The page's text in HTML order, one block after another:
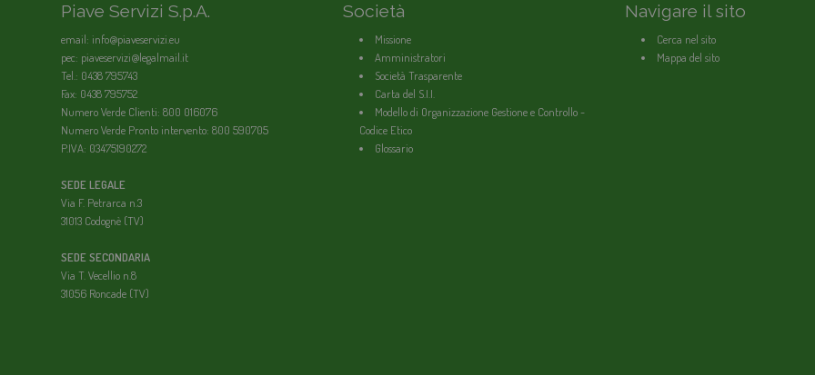
Piave Servizi S.p.A.
email: info@piaveservizi.eu
pec: piaveservizi@legalmail.it
Tel.: 0438 795743
Fax: 0438 795752
Numero Verde Clienti: 800 016076
Numero Verde Pronto intervento: 800 590705
P.IVA: 03475190272
SEDE LEGALE
Via F. Petrarca n.3
31013 Codognè (TV)
SEDE SECONDARIA
Via T. Vecellio n.8
31056 Roncade (TV)
Società
Missione
Amministratori
Società Trasparente
Carta del S.I.I.
Modello di Organizzazione Gestione e Controllo -
Codice Etico
Glossario
Navigare il sito
Cerca nel sito
Mappa del sito